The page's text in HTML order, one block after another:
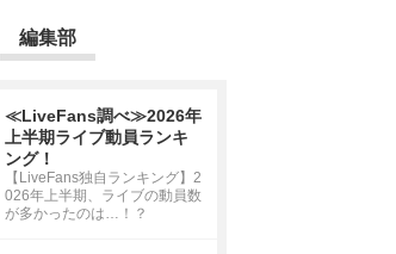
編集部
≪LiveFans調べ≫2026年
上半期ライブ動員ランキ
ング！
【LiveFans独自ランキング】2
026年上半期、ライブの動員数
が多かったのは…！？